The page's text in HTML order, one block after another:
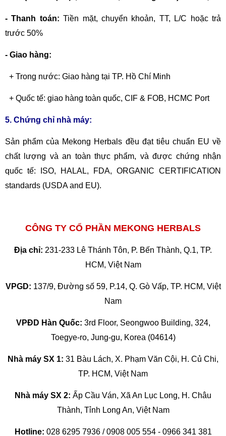
- Thanh toán:Tiền mặt, chuyển khoản, TT, L/C hoặc trả
trước 50%
- Giao hàng:
+ Trong nước: Giao hàng tại TP. Hồ Chí Minh
+ Quốc tế: giao hàng toàn quốc, CIF & FOB, HCMC Port
5. Chứng chỉ nhà máy:
Sản phẩm của Mekong Herbals đều đạt tiêu chuẩn EU về
chất lượng và an toàn thực phẩm, và được chứng nhận
quốc tế: ISO, HALAL, FDA, ORGANIC CERTIFICATION
standards (USDA and EU).
CÔNG TY CỔ PHẦN MEKONG HERBALS
Địa chỉ: 231-233 Lê Thánh Tôn, P. Bến Thành, Q.1, TP.
HCM, Việt Nam
VPGD: 137/9, Đường số 59, P.14, Q. Gò Vấp, TP. HCM, Việt
Nam
VPĐD Hàn Quốc: 3rd Floor, Seongwoo Building, 324,
Toegye-ro, Jung-gu, Korea (04614)
Nhà máy SX 1: 31 Bàu Lách, X. Phạm Văn Cội, H. Củ Chi,
TP. HCM, Việt Nam
Nhà máy SX 2: Ấp Cầu Ván, Xã An Lục Long, H. Châu
Thành, Tỉnh Long An, Việt Nam
Hotline: 028 6295 7936 / 0908 005 554 - 0966 341 381